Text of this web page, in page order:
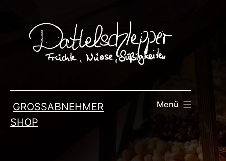
springen
GROSSABNEHMER
SHOP
Menü